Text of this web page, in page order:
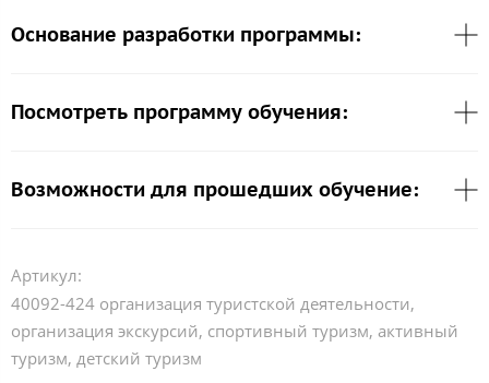
Основание разработки программы:
Посмотреть программу обучения:
Возможности для прошедших обучение:
Артикул:
40092-424 организация туристской деятельности,
организация экскурсий, спортивный туризм, активный
туризм, детский туризм